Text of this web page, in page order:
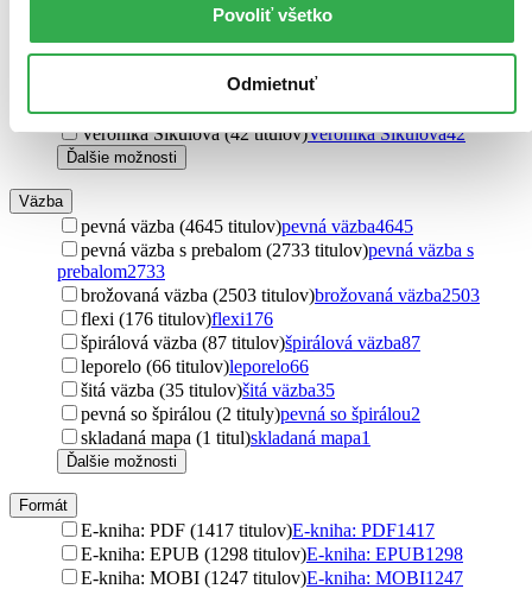
Povoliť všetko
Odmietnuť
Umberto Eco (49 titulov)Umberto Eco
John Boyne (47 titulov)John Boyne47
C.S. Lewis (46 titulov)C.S. Lewis46
Veronica Roth (45 titulov)Veronica Roth
Rudolf Sloboda (43 titulov)Rudolf Sloboda43
Veronika Šikulová (42 titulov)Veronika Šikulová42
Ďalšie možnosti
Väzba
pevná väzba (4645 titulov)pevná väzba4645
pevná väzba s prebalom (2733 titulov)pevná väzba s
prebalom2733
brožovaná väzba (2503 titulov)brožovaná väzba2503
flexi (176 titulov)flexi176
špirálová väzba (87 titulov)špirálová väzba87
leporelo (66 titulov)leporelo66
šitá väzba (35 titulov)šitá väzba35
pevná so špirálou (2 tituly)pevná so špirálou2
skladaná mapa (1 titul)skladaná mapa1
Ďalšie možnosti
Formát
E-kniha: PDF (1417 titulov)E-kniha: PDF1417
E-kniha: EPUB (1298 titulov)E-kniha: EPUB1298
E-kniha: MOBI (1247 titulov)E-kniha: MOBI1247